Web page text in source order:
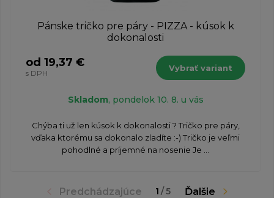
Predchádzajúce 1 /5 Ďalšie
Pánske tričko pre páry - PIZZA - kúsok k
dokonalosti
od 19,37 €
s DPH
Vybrať variant
Skladom, pondelok 10. 8. u vás
​Chýba ti už len kúsok k dokonalosti ? Tričko pre páry,
vďaka ktorému sa dokonalo zladíte :-) Tričko je veľmi
pohodlné a príjemné na nosenie Je ...